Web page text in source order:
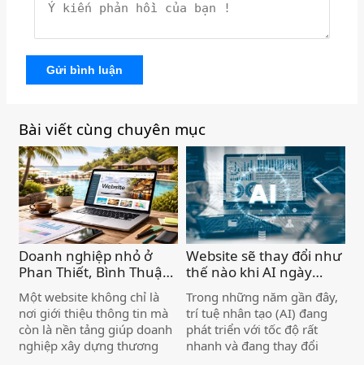
Gửi bình luận
Bài viết cùng chuyên mục
Doanh nghiệp nhỏ ở
Phan Thiết, Bình Thuận
có cần website không ? )
Một website không chỉ là
nơi giới thiệu thông tin mà
còn là nền tảng giúp doanh
nghiệp xây dựng thương
Website sẽ thay đổi như
thế nào khi AI ngày
càng phát triển? )
Trong những năm gần đây,
trí tuệ nhân tạo (AI) đang
phát triển với tốc độ rất
nhanh và đang thay đổi